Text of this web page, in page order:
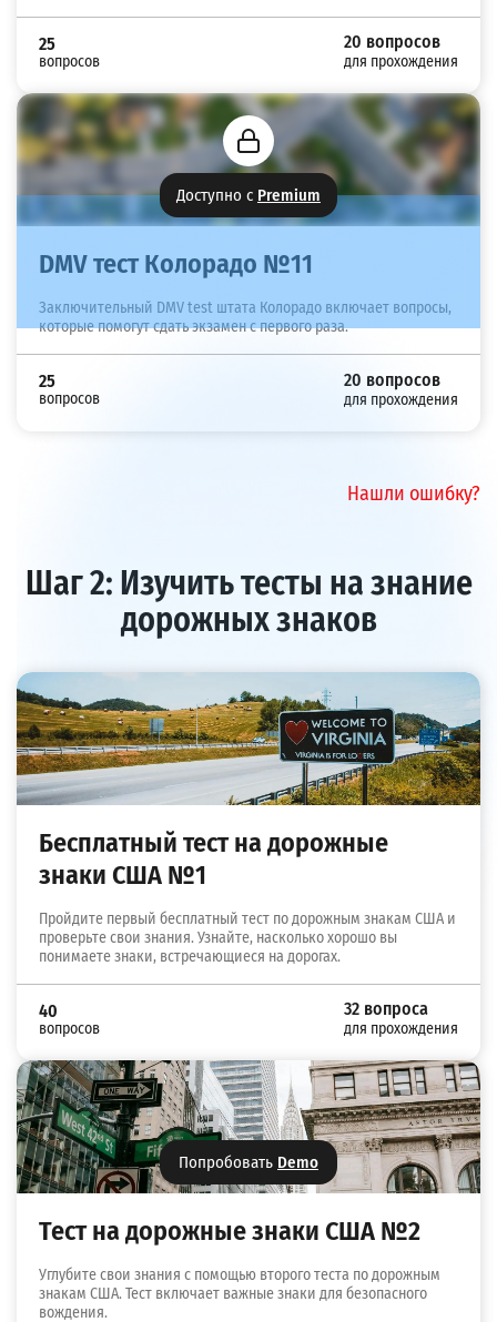
25
вопросов
20 вопросов
для прохождения
Доступно с Premium
DMV тест Колорадо №11
Заключительный DMV test штата Колорадо включает вопросы,
которые помогут сдать экзамен с первого раза.
25
вопросов
20 вопросов
для прохождения
Нашли ошибку?
Шаг 2: Изучить тесты на знание
дорожных знаков
Бесплатный тест на дорожные
знаки США №1
Пройдите первый бесплатный тест по дорожным знакам США и
проверьте свои знания. Узнайте, насколько хорошо вы
понимаете знаки, встречающиеся на дорогах.
40
вопросов
32 вопроса
для прохождения
Попробовать Demo
Тест на дорожные знаки США №2
Углубите свои знания с помощью второго теста по дорожным
знакам США. Тест включает важные знаки для безопасного
вождения.